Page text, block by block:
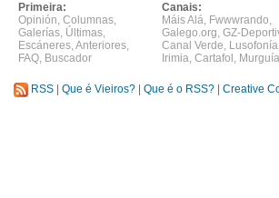
Primeira:
Opinión, Columnas,
Galerías, Últimas,
Escáneres,Anteriores,
FAQ, Buscador
Canais:
Máis Alá, Fwwwrando,
Galego.org, GZ-
Canal Verde, Lusofonía
Irimia, Cartafol , Murguía
RSS Que é Vieiros? Que é o RSS? Creative